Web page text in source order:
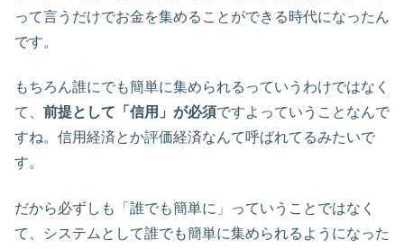
って言うだけでお金を集めることができる時代になったん
です。
もちろん誰にでも簡単に集められるっていうわけではなく
て、 前提として「信用」が必須ですよっていうことなんで
すね。信用経済とか評価経済なんて呼ばれてるみたいで
す。
だから必ずしも「誰でも簡単に」っていうことではなく
て、システムとして誰でも簡単に集められるようになった